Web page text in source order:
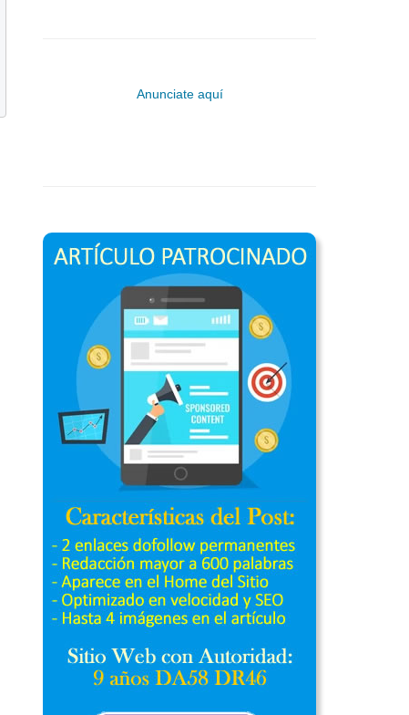
Anunciate aquí